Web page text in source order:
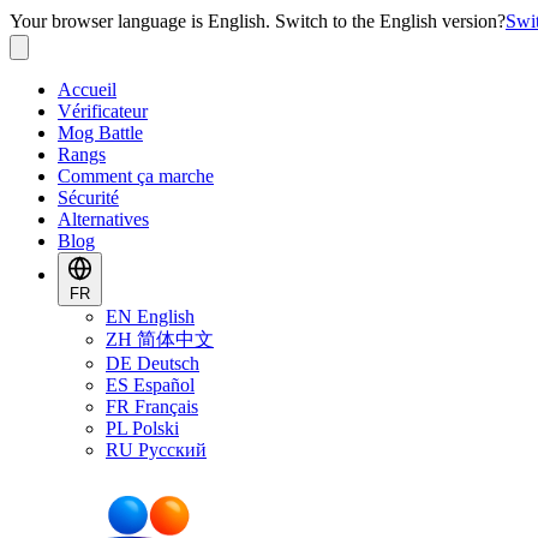
Your browser language is English. Switch to the English version?
Accueil
Vérificateur
Mog Battle
Rangs
Comment ça marche
Sécurité
Alternatives
Blog
FR
EN English
ZH 简体中文
DE Deutsch
ES Español
FR Français
PL Polski
RU Русский